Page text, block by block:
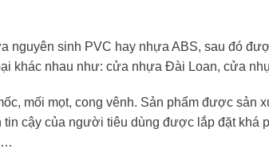
sinh PVC hay nhựa ABS, sau đó
khác nhau như: cửa nhựa Đài Loan, cửa
mối mọt, cong vênh. Sản phẩm được
cậy của người tiêu dùng được lắp đặt
…